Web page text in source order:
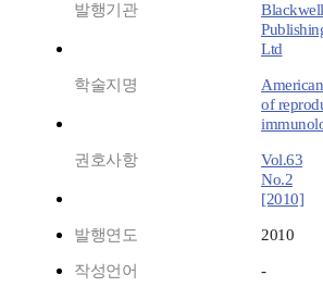
발행기관
Blackwell
Ltd
학술지명
of
권호사항
Vol.63
No.2
[2010]
발행연도 2010
작성언어 -